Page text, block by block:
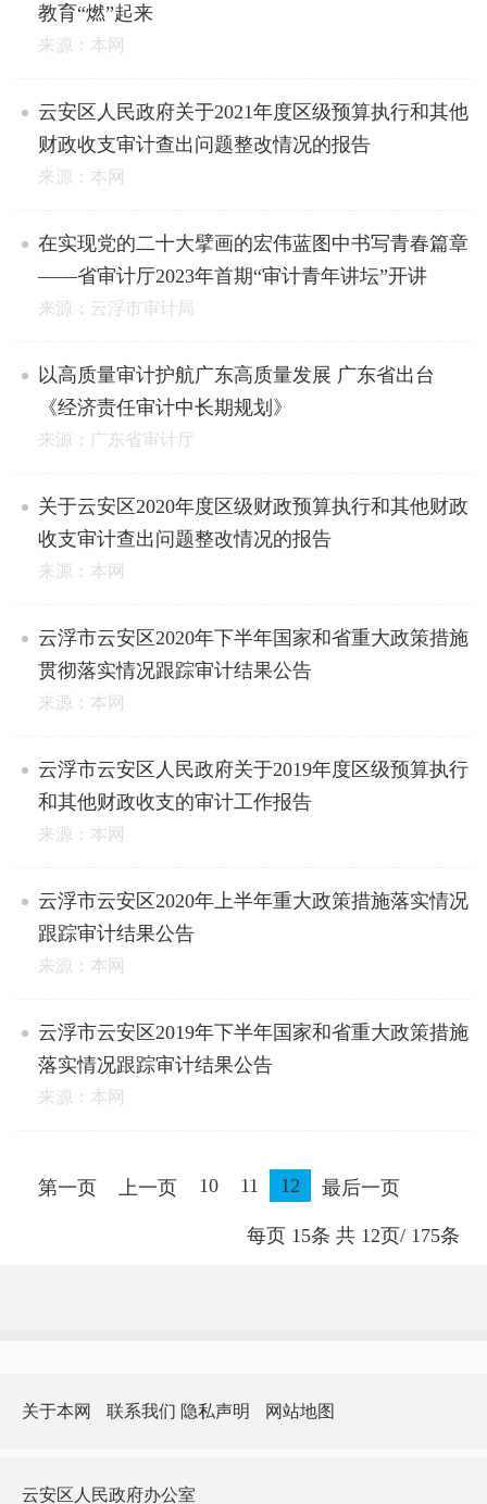
教育“燃”起来
来源：本网
云安区人民政府关于2021年度区级预算执行和其他
财政收支审计查出问题整改情况的报告
来源：本网
在实现党的二十大擘画的宏伟蓝图中书写青春篇章
——省审计厅2023年首期“审计青年讲坛”开讲
来源：云浮市审计局
以高质量审计护航广东高质量发展 广东省出台
《经济责任审计中长期规划》
来源：广东省审计厅
关于云安区2020年度区级财政预算执行和其他财政
收支审计查出问题整改情况的报告
来源：本网
云浮市云安区2020年下半年国家和省重大政策措施
贯彻落实情况跟踪审计结果公告
来源：本网
云浮市云安区人民政府关于2019年度区级预算执行
和其他财政收支的审计工作报告
来源：本网
云浮市云安区2020年上半年重大政策措施落实情况
跟踪审计结果公告
来源：本网
云浮市云安区2019年下半年国家和省重大政策措施
落实情况跟踪审计结果公告
来源：本网
第一页 上一页 10 11 12 最后一页
每页 15条 共 12页/ 175条
关于本网 联系我们 隐私声明 网站地图
云安区人民政府办公室